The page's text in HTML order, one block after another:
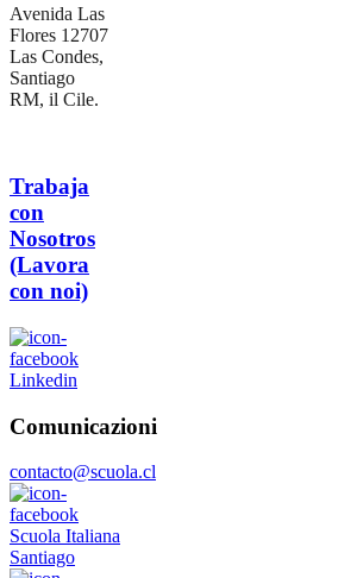
Avenida Las
Flores 12707
Las Condes,
Santiago
RM, il Cile.
Trabaja
con
Nosotros
(Lavora
con noi)
Linkedin
Comunicazioni
contacto@scuola.cl
Scuola Italiana
Santiago